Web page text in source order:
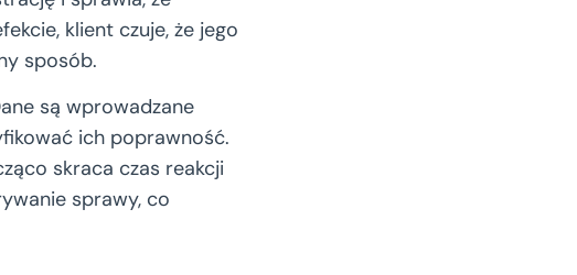
klient czuje, że jego
sposób.
są wprowadzane
ich poprawność.
skraca czas reakcji
sprawy, co